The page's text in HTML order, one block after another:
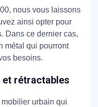
nous vous laissons
ainsi opter pour
Dans ce dernier cas,
métal qui pourront
besoins.
et rétractables
urbain qui